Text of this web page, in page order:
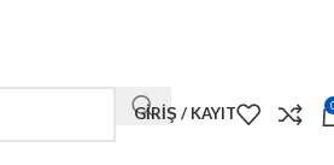
GIRIŞ / KAYIT